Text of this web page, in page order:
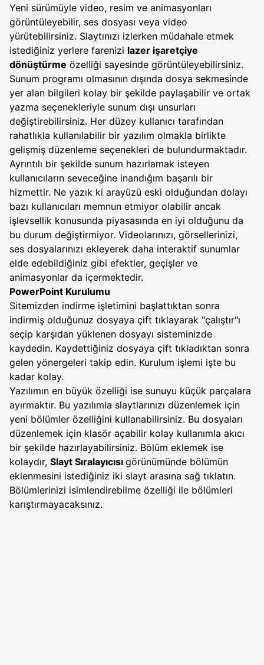
Yeni sürümüyle video, resim ve animasyonları
görüntüleyebilir, ses dosyası veya video
yürütebilirsiniz. Slaytınızı izlerken müdahale etmek
istediğiniz yerlere farenizi lazer işaretçiye
dönüştürme özelliği sayesinde görüntüleyebilirsiniz.
Sunum programı olmasının dışında dosya sekmesinde
yer alan bilgileri kolay bir şekilde paylaşabilir ve ortak
yazma seçenekleriyle sunum dışı unsurları
değiştirebilirsiniz. Her düzey kullanıcı tarafından
rahatlıkla kullanılabilir bir yazılım olmakla birlikte
gelişmiş düzenleme seçenekleri de bulundurmaktadır.
Ayrıntılı bir şekilde sunum hazırlamak isteyen
kullanıcıların seveceğine inandığım başarılı bir
hizmettir. Ne yazık ki arayüzü eski olduğundan dolayı
bazı kullanıcıları memnun etmiyor olabilir ancak
işlevsellik konusunda piyasasında en iyi olduğunu da
bu durum değiştirmiyor. Videolarınızı, görsellerinizi,
ses dosyalarınızı ekleyerek daha interaktif sunumlar
elde edebildiğiniz gibi efektler, geçişler ve
animasyonlar da içermektedir.
PowerPoint Kurulumu
Sitemizden indirme işletimini başlattıktan sonra
indirmiş olduğunuz dosyaya çift tıklayarak "çalıştır"ı
seçip karşıdan yüklenen dosyayı sisteminizde
kaydedin. Kaydettiğiniz dosyaya çift tıkladıktan sonra
gelen yönergeleri takip edin. Kurulum işlemi işte bu
kadar kolay.
Yazılımın en büyük özelliği ise sunuyu küçük parçalara
ayırmaktır. Bu yazılımla slaytlarınızı düzenlemek için
yeni bölümler özelliğini kullanabilirsiniz. Bu dosyaları
düzenlemek için klasör açabilir kolay kullanımla akıcı
bir şekilde hazırlayabilirsiniz. Bölüm eklemek ise
kolaydır, Slayt Sıralayıcısı görünümünde bölümün
eklenmesini istediğiniz iki slayt arasına sağ tıklatın.
Bölümlerinizi isimlendirebilme özelliği ile bölümleri
karıştırmayacaksınız.